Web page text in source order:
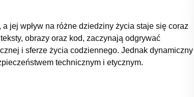
jej wpływ na różne dziedziny życia staje się coraz
obrazy oraz kod, zaczynają odgrywać
i sferze życia codziennego. Jednak dynamiczny
technicznym i etycznym.